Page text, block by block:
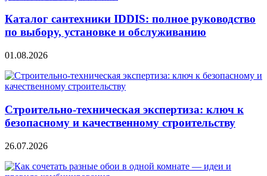
Каталог сантехники IDDIS: полное руководство
по выбору, установке и обслуживанию
01.08.2026
Строительно‑техническая экспертиза: ключ к
безопасному и качественному строительству
26.07.2026